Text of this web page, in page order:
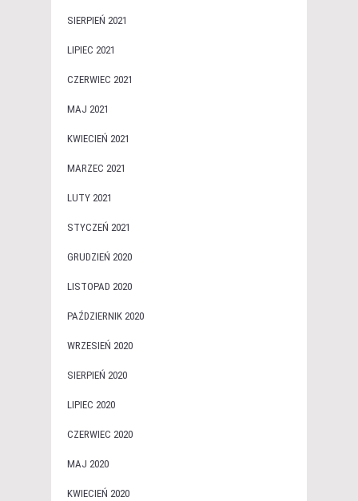
SIERPIEŃ 2021
LIPIEC 2021
CZERWIEC 2021
MAJ 2021
KWIECIEŃ 2021
MARZEC 2021
LUTY 2021
STYCZEŃ 2021
GRUDZIEŃ 2020
LISTOPAD 2020
PAŹDZIERNIK 2020
WRZESIEŃ 2020
SIERPIEŃ 2020
LIPIEC 2020
CZERWIEC 2020
MAJ 2020
KWIECIEŃ 2020